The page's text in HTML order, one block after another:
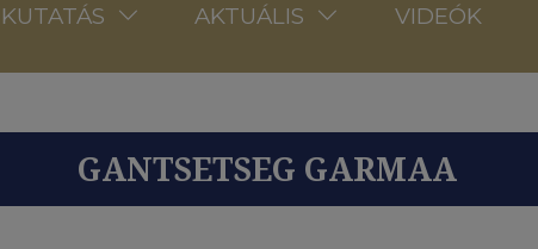
KUTATÁS AKTUÁLIS VIDEÓK
GANTSETSEG GARMAA